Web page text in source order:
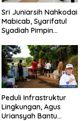
Sri Juniarsih Nahkodai
Mabicab, Syarifatul
Syadiah Pimpin
Berau 2026–2031
Peduli Infrastruktur
Lingkungan, Agus
Uriansyah Bantu